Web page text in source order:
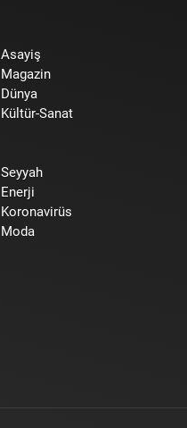
Asayiş
Magazin
Dünya
Kültür-Sanat
Seyyah
Enerji
Koronavirüs
Moda